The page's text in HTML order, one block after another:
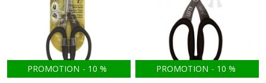
PROMOTION - 10 %
PROMOTION - 10 %